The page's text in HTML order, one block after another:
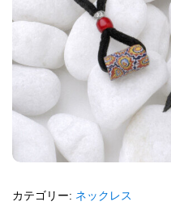
カテゴリー: ネックレス